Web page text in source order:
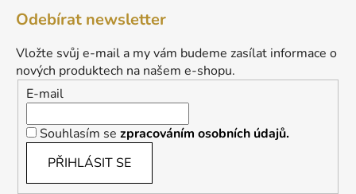
Odebírat newsletter
Vložte svůj e-mail a my vám budeme zasílat informace o
nových produktech na našem e-shopu.
E-mail
Souhlasím se zpracováním osobních údajů.
PŘIHLÁSIT SE